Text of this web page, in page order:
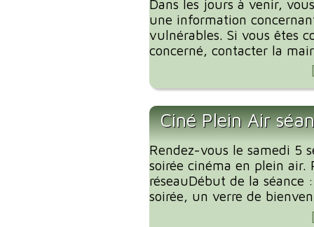
Dans les jours à venir,
une information
vulnérables. Si vous êtes
concerné, contacter la
Ciné Plein Air
Rendez-vous le samedi 5
soirée cinéma en plein
réseauDébut de la
soirée, un verre de